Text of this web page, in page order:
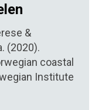
&
(2020).
coastal
Institute